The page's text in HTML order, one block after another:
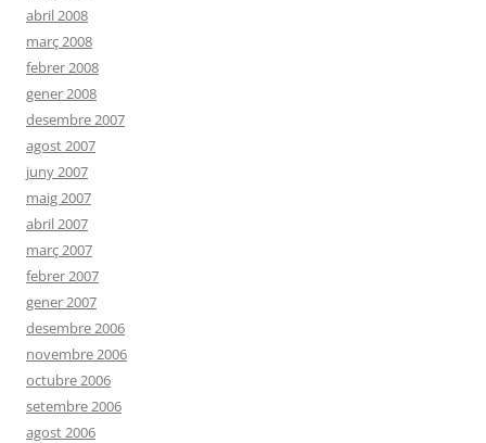
abril 2008
març 2008
febrer 2008
gener 2008
desembre 2007
agost 2007
juny 2007
maig 2007
abril 2007
març 2007
febrer 2007
gener 2007
desembre 2006
novembre 2006
octubre 2006
setembre 2006
agost 2006